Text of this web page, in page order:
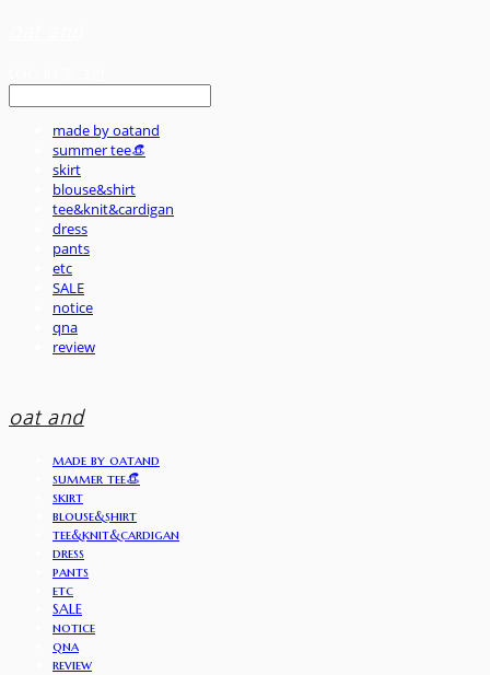
made by oatand
summer tee👒
skirt
blouse&shirt
tee&knit&cardigan
dress
pants
etc
SALE
notice
qna
review
oat and
made by oatand
summer tee👒
skirt
blouse&shirt
tee&knit&cardigan
dress
pants
etc
SALE
notice
qna
review